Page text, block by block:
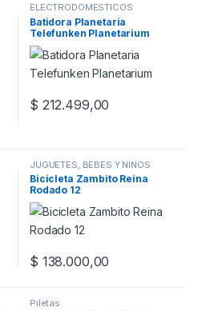
ELECTRODOMÉSTICOS
Batidora Planetaria
Telefunken Planetarium
$ 212.499,00
variantes. Las opciones se
JUGUETES, BEBÉS Y NIÑOS
Bicicleta Zambito Reina
Rodado 12
$ 138.000,00
Piletas